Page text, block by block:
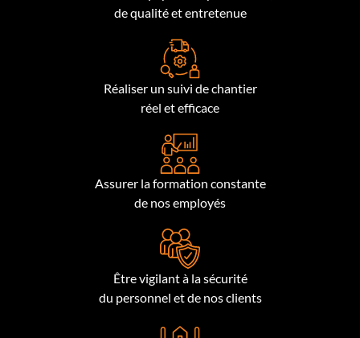
de qualité et entretenue
Réaliser un suivi de chantier
réel et efficace
Assurer la formation constante
de nos employés
Être vigilant à la sécurité
du personnel et de nos clients